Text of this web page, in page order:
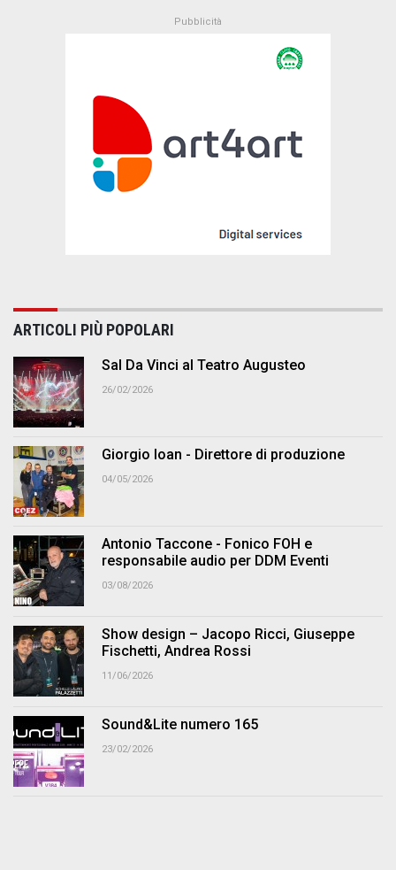
ARTICOLI PIÙ POPOLARI
Sal Da Vinci al Teatro Augusteo
26/02/2026
Giorgio Ioan - Direttore di produzione
04/05/2026
Antonio Taccone - Fonico FOH e
responsabile audio per DDM Eventi
03/08/2026
Show design – Jacopo Ricci, Giuseppe
Fischetti, Andrea Rossi
11/06/2026
Sound&Lite numero 165
23/02/2026